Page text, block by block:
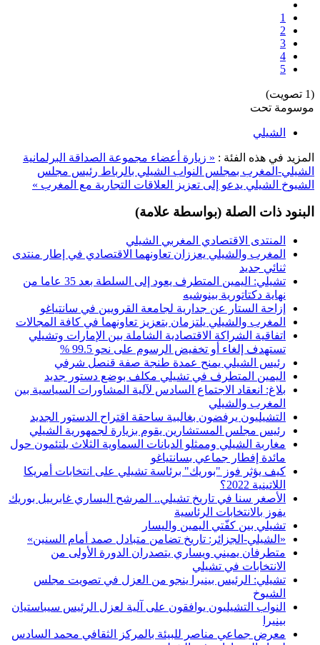
1
2
3
4
5
(1 تصويت)
موسومة تحت
الشيلي
المزيد في هذه الفئة : « زيارة أعضاء مجموعة الصداقة البرلمانية
الشيلي-المغرب بمجلس النواب الشيلي بالرباط رئيس مجلس
الشيوخ الشيلي يدعو إلى تعزيز العلاقات التجارية مع المغرب »
البنود ذات الصلة (بواسطة علامة)
المنتدى الاقتصادي المغربي الشيلي
المغرب والشيلي يعززان تعاونهما الاقتصادي في إطار منتدى
ثنائي جديد
تشيلي: اليمين المتطرف يعود إلى السلطة بعد 35 عاما من
نهاية دكتاتورية بينوشيه
إزاحة الستار عن جدارية لجامعة القرويين في سانتياغو
المغرب والشيلي يلتزمان بتعزيز تعاونهما في كافة المجالات
اتفاقية الشراكة الاقتصادية الشاملة بين الإمارات وتشيلي
تستهدف إلغاء أو تخفيض الرسوم على نحو 99.5 %
رئيس الشيلي يمنح عمدة طنجة صفة قنصل شرفي
اليمين المتطرف في تشيلي مكلف بوضع دستور جديد
بلاغ: انعقاد الاجتماع السادس لآلية المشاورات السياسية بين
المغرب والشيلي
التشيليون يرفضون بغالبية ساحقة اقتراح الدستور الجديد
رئيس مجلس المستشارين يقوم بزيارة لجمهورية الشيلي
مغاربة الشيلي وممثلو الديانات السماوية الثلاث يلتئمون حول
مائدة إفطار جماعي بسانتياغو
كيف يؤثر فوز "بوريك" برئاسة تشيلي على انتخابات أمريكا
اللاتينية 2022؟
الأصغر سنا في تاريخ تشيلي.. المرشح اليساري غابرييل بوريك
يفوز بالانتخابات الرئاسية
تشيلي بين كفّتي اليمين واليسار
«الشيلي-الجزائر: تاريخ تضامن متبادل صمد أمام السنين»
متطرفان يميني ويساري يتصدران الدورة الأولى من
الانتخابات في تشيلي
تشيلي: الرئيس بينيرا ينجو من العزل في تصويت مجلس
الشيوخ
النواب التشيليون يوافقون على آلية لعزل الرئيس سيباستيان
بينيرا
معرض جماعي مناصر للبيئة بالمركز الثقافي محمد السادس